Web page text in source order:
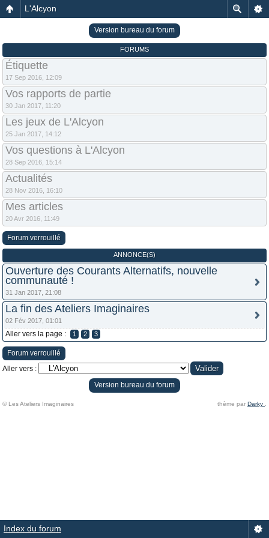
L'Alcyon
Version bureau du forum
FORUMS
Étiquette
17 Sep 2016, 12:09
Vos rapports de partie
30 Jan 2017, 11:20
Les jeux de L'Alcyon
25 Jan 2017, 14:12
Vos questions à L'Alcyon
28 Sep 2016, 15:14
Actualités
28 Nov 2016, 16:10
Mes articles
20 Avr 2016, 11:49
Forum verrouillé
ANNONCE(S)
Ouverture des Courants Alternatifs, nouvelle
communauté !
31 Jan 2017, 21:08
La fin des Ateliers Imaginaires
02 Fév 2017, 01:01
Aller vers la page : 1 2 3
Forum verrouillé
Aller vers :
Version bureau du forum
© Les Ateliers Imaginaires thème par Darky
Index du forum